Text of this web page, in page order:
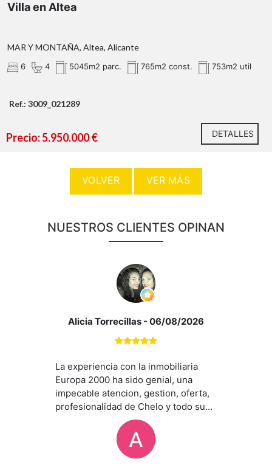
Villa en Altea
MAR Y MONTAÑA, Altea, Alicante
6 4 5045m2 parc. 765m2 const. 753m2 util
Ref.: 3009_021289
Precio: 5.950.000 € DETALLES
VOLVER VER MÁS
NUESTROS CLIENTES OPINAN
Alicia Torrecillas - 06/08/2026
La experiencia con la inmobiliaria
Europa 2000 ha sido genial, una
impecable atencion, gestion, oferta,
profesionalidad de Chelo y todo su
equipo. En especial la atencion de
Ana hacia nosotros ha sido
impecable y nos ha asesorado en
todo momento y se a ajustado a